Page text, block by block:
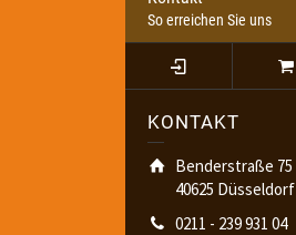
So erreichen Sie uns
KONTAKT
Benderstraße 75
40625 Düsseldorf
0211 - 239 931 04